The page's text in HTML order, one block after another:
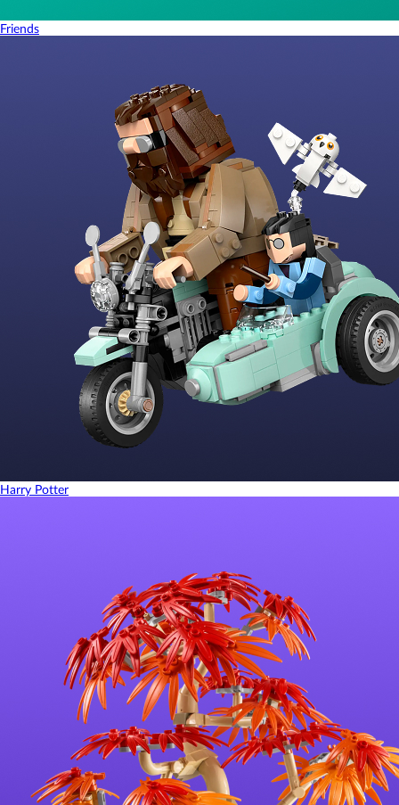
Friends
Harry Potter